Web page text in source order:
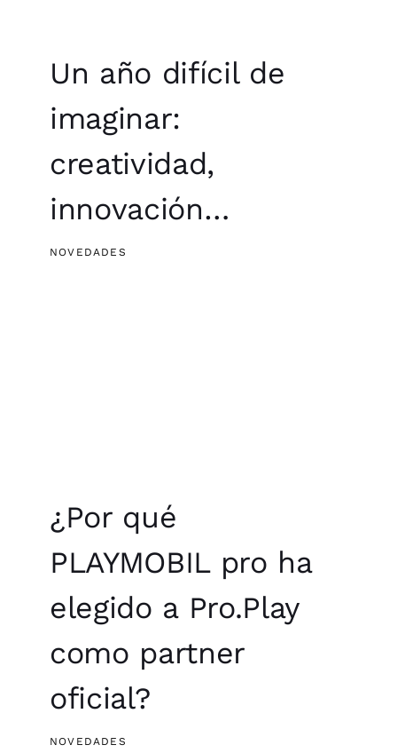
Un año difícil de
imaginar:
creatividad,
innovación…
NOVEDADES
¿Por qué
PLAYMOBIL pro ha
elegido a Pro.Play
como partner
oficial?
NOVEDADES